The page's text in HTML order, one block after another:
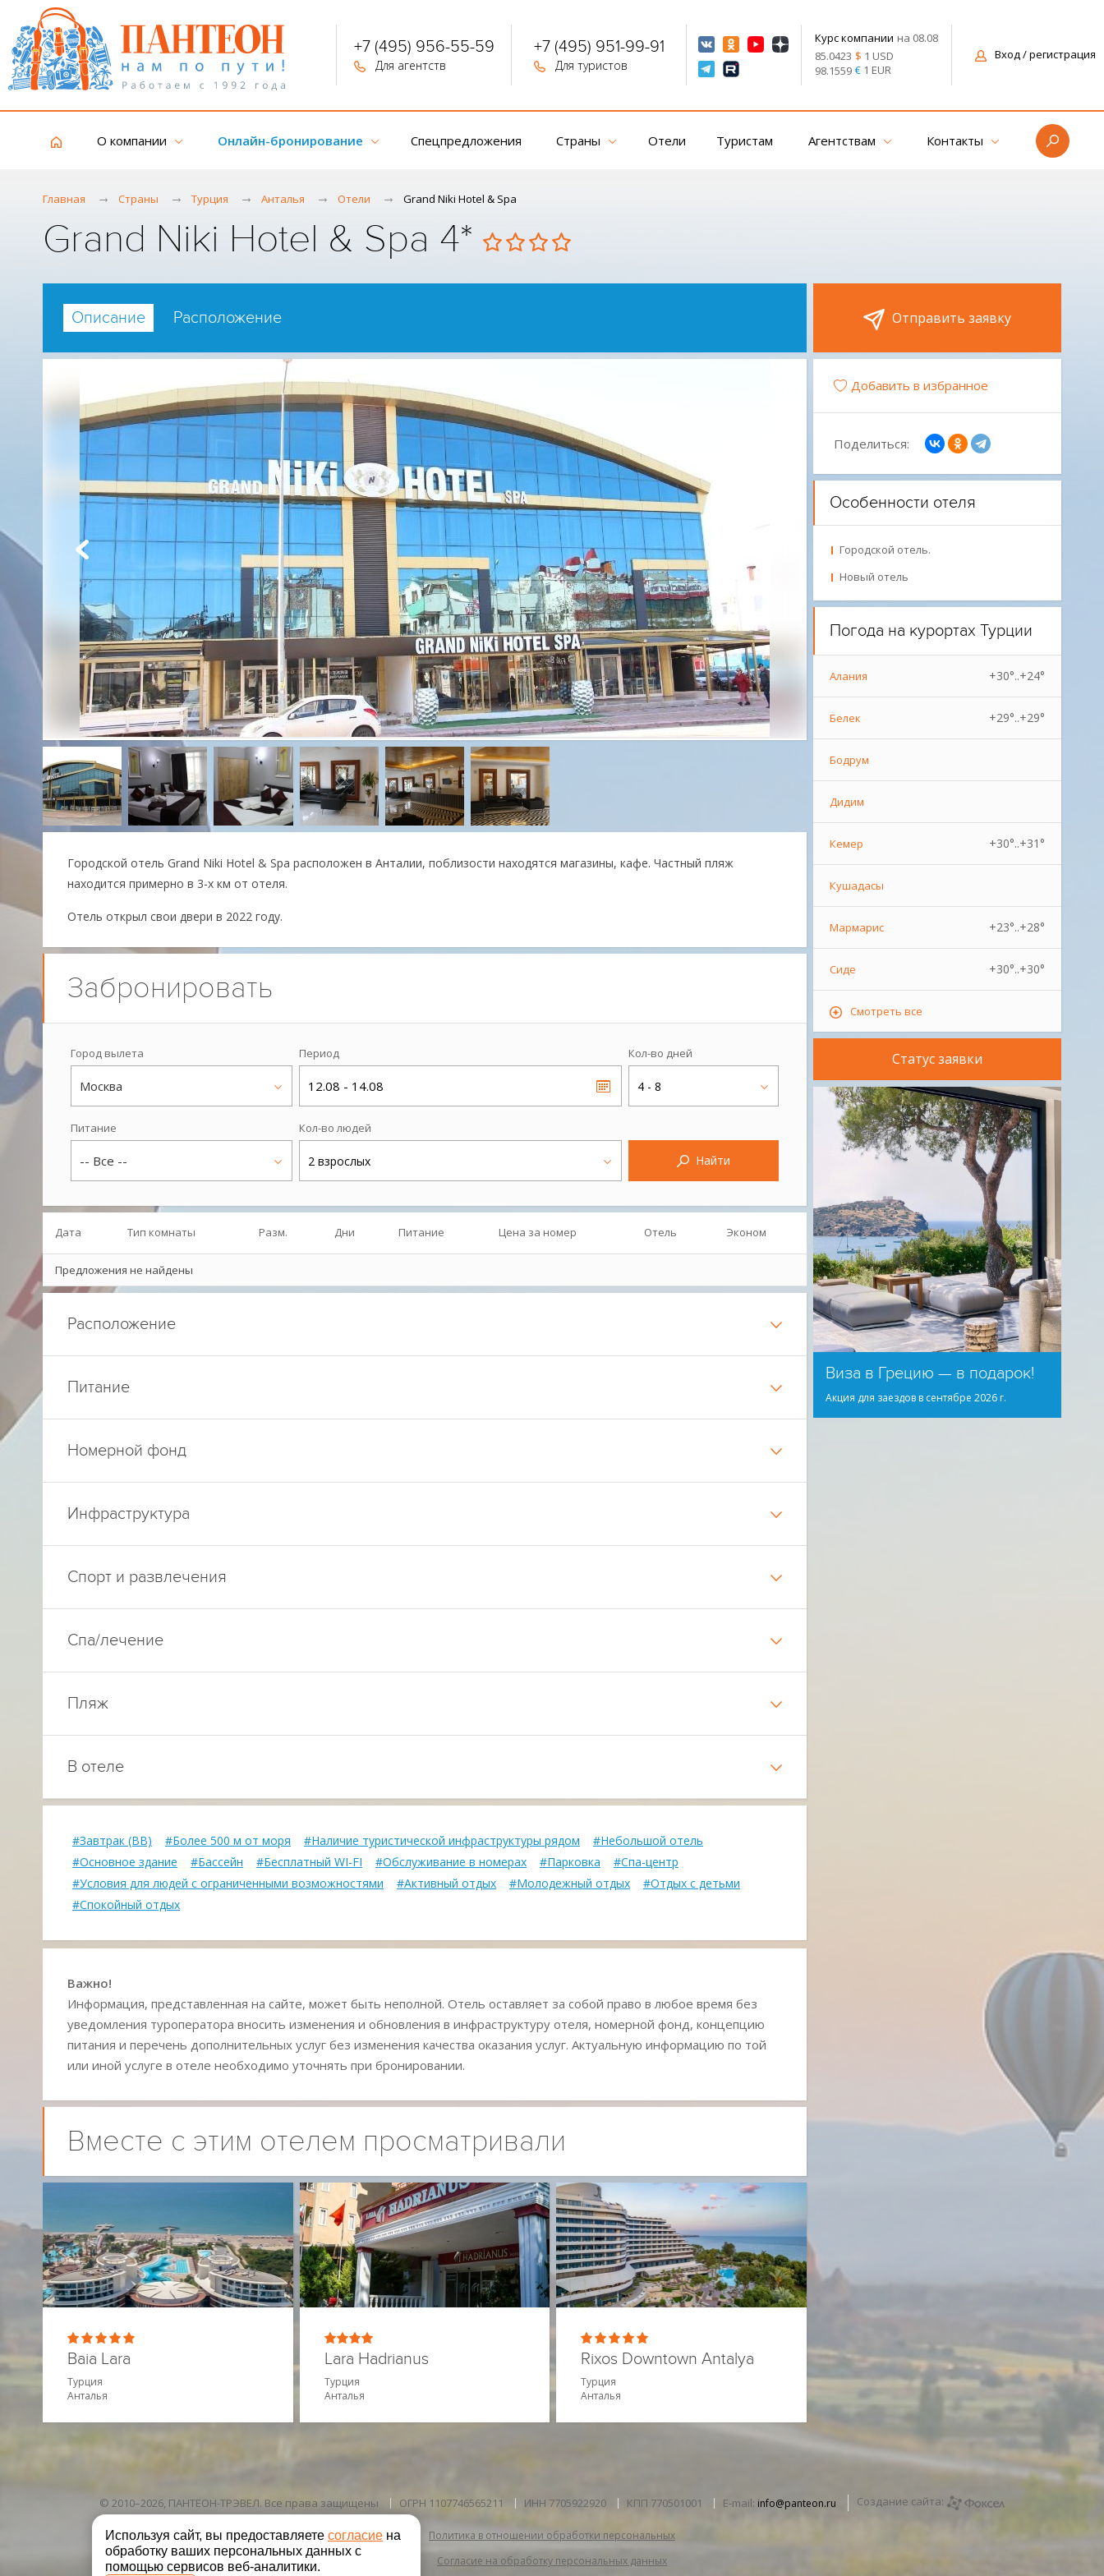
+7 (495) 956-55-59
Для агентств
+7 (495) 951-99-91
Для туристов
Курс компании на 08.08
85.0423 $ 1 USD
98.1559 €1 EUR
Вход/ регистрация
О компании Онлайн-бронирование Спецпредложения Страны Отели Туристам Агентствам Контакты
Главная Страны Турция Анталья Отели Grand Niki Hotel & Spa
Grand Niki Hotel & Spa 4*
Описание Расположение
Городской отель Grand Niki Hotel & Spa расположен в Анталии, поблизости находятся магазины, кафе. Частный пляж
находится примерно в 3-х км от отеля.
Отель открыл свои двери в 2022 году.
Забронировать
Город вылета
Москва
Период
12.08 - 14.08
Кол-во дней
4 - 8
Питание
-- Все --
Кол-во людей
2 взрослых Найти
Дата Тип комнаты Разм. Дни Питание Цена за номер Отель Эконом
Предложения не найдены
Расположение
Питание
Номерной фонд
Инфраструктура
Спорт и развлечения
Спа/лечение
Пляж
В отеле
#Завтрак (BB) #Более 500 м от моря #Наличие туристической инфраструктуры рядом
#Небольшой отель
#Основное здание
#Бассейн #Бесплатный WI-FI #Обслуживание в номерах #Парковка
#Спа-центр
#Условия для людей с ограниченными возможностями
#Активный отдых #Молодежный отдых
#Отдых с детьми
#Спокойный отдых
Важно!
Информация, представленная на сайте, может быть неполной. Отель оставляет за собой право в любое время без
уведомления туроператора вносить изменения и обновления в инфраструктуру отеля, номерной фонд, концепцию
питания и перечень дополнительных услуг без изменения качества оказания услуг. Актуальную информацию по той
или иной услуге в отеле необходимо уточнять при бронировании.
Вместе с этим отелем просматривали
Baia Lara
Турция
Анталья
Lara Hadrianus
Турция
Анталья
Rixos Downtown Antalya
Турция
Анталья
Отправить заявку
Добавить в избранное
Поделиться:
Особенности отеля
Городской отель.
Новый отель
Погода на курортах Турции
Алания +30°..+24°
Белек +29°..+29°
Бодрум
Дидим
Кемер +30°..+31°
Кушадасы
Мармарис +23°..+28°
Сиде +30°..+30°
Смотреть все
Статус заявки
Виза в Грецию — в подарок!
Акция для заездов в сентябре 2026 г.
© 2010–2026, ПАНТЕОН-ТРЭВЕЛ. Все права защищены ОГРН 1107746565211 ИНН 7705922920 КПП 770501001 E-mail: info@panteon.ru Создание сайта:
Политика в отношении обработки персональных
Согласие на обработку персональных данных
Используя сайт, вы предоставляете согласие на
обработку ваших персональных данных с
помощью сервисов веб-аналитики.